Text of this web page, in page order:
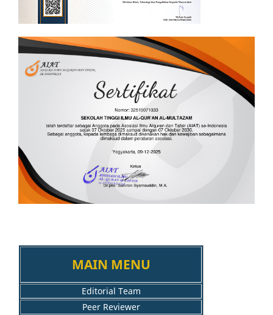
MAIN MENU
Editorial Team
Peer Reviewer